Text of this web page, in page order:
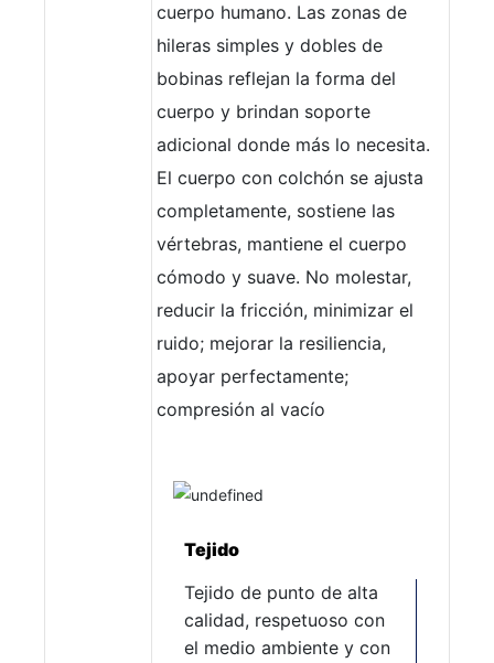
cuerpo humano. Las zonas de
hileras simples y dobles de
bobinas reflejan la forma del
cuerpo y brindan soporte
adicional donde más lo necesita.
El cuerpo con colchón se ajusta
completamente, sostiene las
vértebras, mantiene el cuerpo
cómodo y suave. No molestar,
reducir la fricción, minimizar el
ruido; mejorar la resiliencia,
apoyar perfectamente;
compresión al vacío
Tejido
Tejido de punto de alta
calidad, respetuoso con
el medio ambiente y con